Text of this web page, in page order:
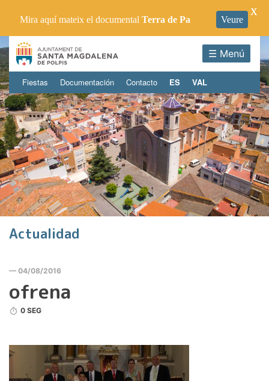
☰ Menú
Fiestas Documentación Contacto ES VAL
Actualidad
— 04/08/2016
ofrena
0 SEG
Mira aquí mateix el documental Terra de Pa Veure
X